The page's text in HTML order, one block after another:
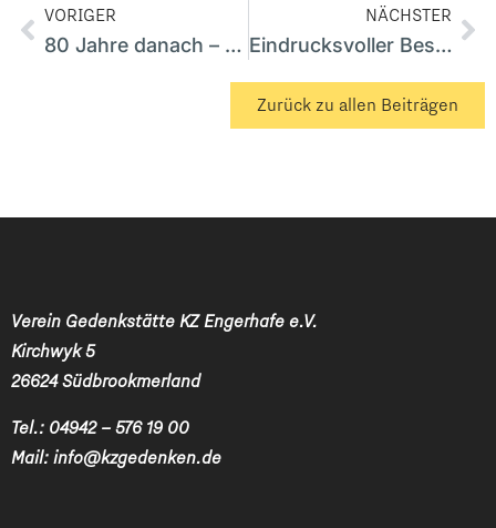
VORIGER
80 Jahre danach – Gedenken und Erinnerungskultur in Engerhafe
NÄCHSTER
Eindrucksvoller Besuch in der Gedenkstätte KZ Engerhafe
Zurück zu allen Beiträgen
Verein Gedenkstätte KZ Engerhafe e.V.
Kirchwyk 5
26624 Südbrookmerland
Tel.: 04942 – 576 19 00
Mail: info@kzgedenken.de